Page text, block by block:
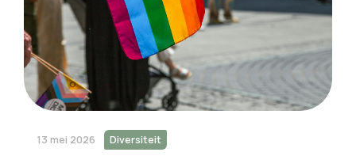
13 mei 2026 Diversiteit